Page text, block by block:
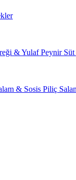
& YulafPeynir
& Sosis Piliç